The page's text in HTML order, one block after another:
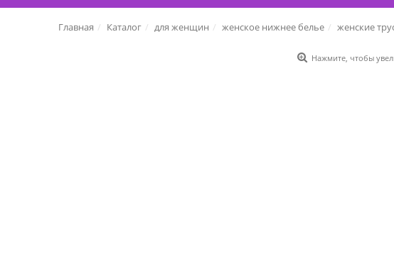
Главная Каталог для женщин женское нижнее белье женские
Нажмите, чтобы